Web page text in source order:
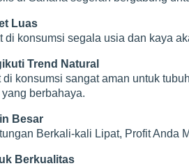
Luas
di konsumsi segala usia dan kaya
Trend Natural
di konsumsi sangat aman untuk
yang berbahaya.
Besar
Berkali-kali Lipat, Profit Anda
Berkualitas